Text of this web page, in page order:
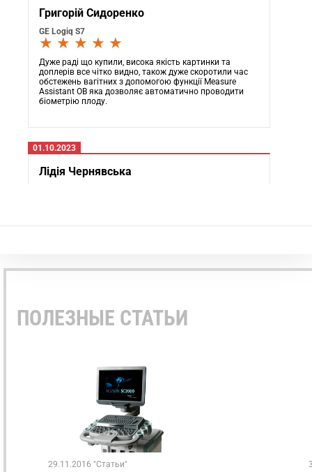
Григорій Сидоренко
GE Logiq S7
★ ★ ★ ★ ★
Дуже раді що купили, висока якість картинки та
доплерів все чітко видно, також дуже скоротили час
обстежень вагітних з допомогою функції Measure
Assistant OB яка дозволяє автоматично проводити
біометрію плоду.
01.10.2023
Лідія Чернявська
Олексій Гриненко
Чітка, контрастна м'яка картитнка яка дозволяє
візуалізувати всі найменші структури з допомогою
технології cSound ADAPT, доплер це просто ідеал. В
поєднінні вони дають можливість якісно проводити
дослідження серця, а технологія AI Auto Measure 2D
сильно скоротила час обстежень пацієнтів.
ПОЛЕЗНЫЕ СТАТЬИ
29.11.2016 "Статьи"